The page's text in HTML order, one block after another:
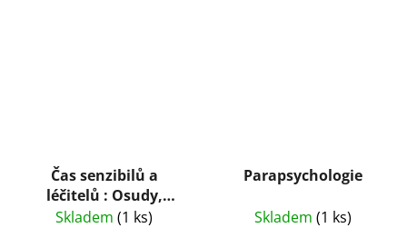
Čas senzibilů a
léčitelů : Osudy,
příběhy, záhady, rady
Skladem (1 ks)
Parapsychologie
Skladem (1 ks)